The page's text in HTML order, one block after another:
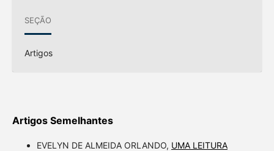
SEÇÃO
Artigos
Artigos Semelhantes
EVELYN DE ALMEIDA ORLANDO, UMA LEITURA